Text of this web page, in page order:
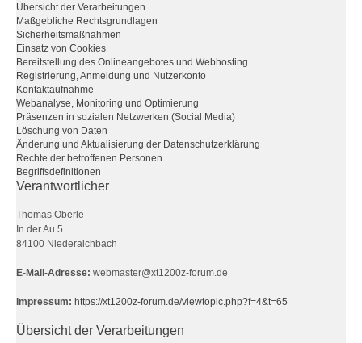
Übersicht der Verarbeitungen
Maßgebliche Rechtsgrundlagen
Sicherheitsmaßnahmen
Einsatz von Cookies
Bereitstellung des Onlineangebotes und Webhosting
Registrierung, Anmeldung und Nutzerkonto
Kontaktaufnahme
Webanalyse, Monitoring und Optimierung
Präsenzen in sozialen Netzwerken (Social Media)
Löschung von Daten
Änderung und Aktualisierung der Datenschutzerklärung
Rechte der betroffenen Personen
Begriffsdefinitionen
Verantwortlicher
Thomas Oberle
In der Au 5
84100 Niederaichbach
E-Mail-Adresse: webmaster@xt1200z-forum.de
Impressum: https://xt1200z-forum.de/viewtopic.php?f=4&t=65
Übersicht der Verarbeitungen